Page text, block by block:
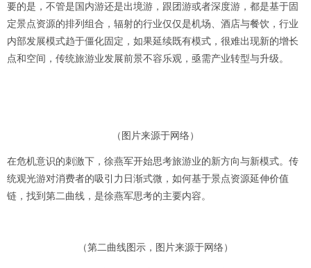
要的是，不管是国内游还是出境游，跟团游或者深度游，都是基于固
定景点资源的排列组合，辐射的行业仅仅是机场、酒店与餐饮，行业
内部发展模式趋于僵化固定，如果延续既有模式，很难出现新的增长
点和空间，传统旅游业发展前景不容乐观，亟需产业转型与升级。
（图片来源于网络）
在危机意识的刺激下，徐燕军开始思考旅游业的新方向与新模式。传
统观光游对消费者的吸引力日渐式微，如何基于景点资源延伸价值
链，找到第二曲线，是徐燕军思考的主要内容。
（第二曲线图示，图片来源于网络）